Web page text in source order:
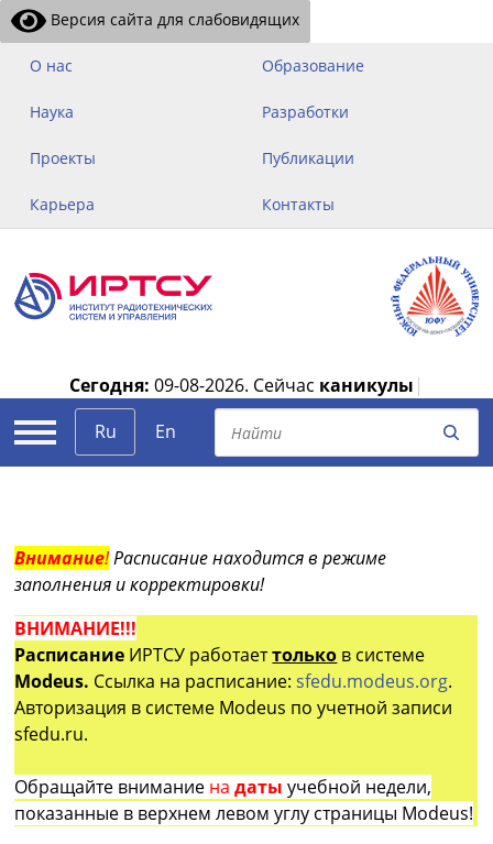
Версия сайта для слабовидящих
О нас Образование
Наука Разработки
Проекты Публикации
Карьера Контакты
Сегодня: 09-08-2026. Сейчас каникулы |
Ru
En
Внимание!Расписание находится в режиме
заполнения и корректировки!
ВНИМАНИЕ!!!
Расписание ИРТСУ работаеттолько в системе
Modeus. Ссылка на расписание:sfedu.modeus.org.
Авторизация в системе Modeus по учетной записи
sfedu.ru.
Обращайте внимание на датыучебной недели,
показанные в верхнем левом углу страницы Modeus!